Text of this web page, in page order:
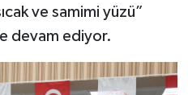
ve samimi yüzü”
devam ediyor.